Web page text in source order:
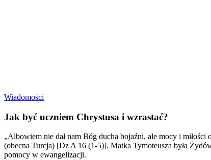
Wiadomości
Jak być uczniem Chrystusa i wzrastać?
„Albowiem nie dał nam Bóg ducha bojaźni, ale mocy i
(obecna Turcja) [Dz A 16 (1-5)]. Matka Tymoteusza była
pomocy w ewangelizacji.